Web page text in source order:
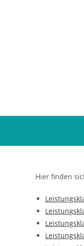
Hier finden